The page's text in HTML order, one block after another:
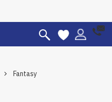
Fantasy